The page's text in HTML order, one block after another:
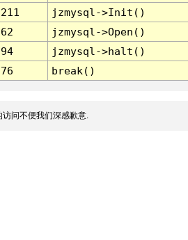
211
jzmysql->Init()
62
jzmysql->Open()
94
jzmysql->halt()
76 break()
问不便我们深感歉意.